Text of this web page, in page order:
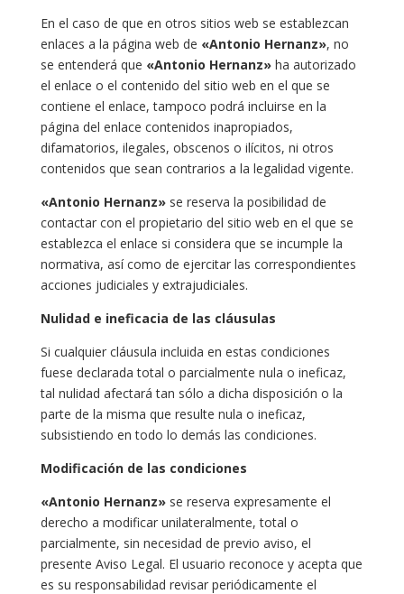
En el caso de que en otros sitios web se establezcan
enlaces a la página web de «Antonio Hernanz», no
se entenderá que «Antonio Hernanz»ha autorizado
el enlace o el contenido del sitio web en el que se
contiene el enlace, tampoco podrá incluirse en la
página del enlace contenidos inapropiados,
difamatorios, ilegales, obscenos o ilícitos, ni otros
contenidos que sean contrarios a la legalidad vigente.
«Antonio Hernanz»se reserva la posibilidad de
contactar con el propietario del sitio web en el que se
establezca el enlace si considera que se incumple la
normativa, así como de ejercitar las correspondientes
acciones judiciales y extrajudiciales.
Nulidad e ineficacia de las cláusulas
Si cualquier cláusula incluida en estas condiciones
fuese declarada total o parcialmente nula o ineficaz,
tal nulidad afectará tan sólo a dicha disposición o la
parte de la misma que resulte nula o ineficaz,
subsistiendo en todo lo demás las condiciones.
Modificación de las condiciones
«Antonio Hernanz»se reserva expresamente el
derecho a modificar unilateralmente, total o
parcialmente, sin necesidad de previo aviso, el
presente Aviso Legal. El usuario reconoce y acepta que
es su responsabilidad revisar periódicamente el